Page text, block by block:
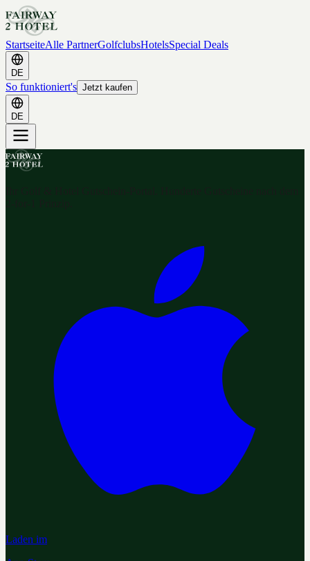
StartseiteAlle PartnerGolfclubsHotelsSpecial Deals
DE
So funktioniert's Jetzt kaufen
DE
Laden im